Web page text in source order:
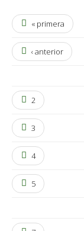
« primera
‹ anterior
2
3
4
5